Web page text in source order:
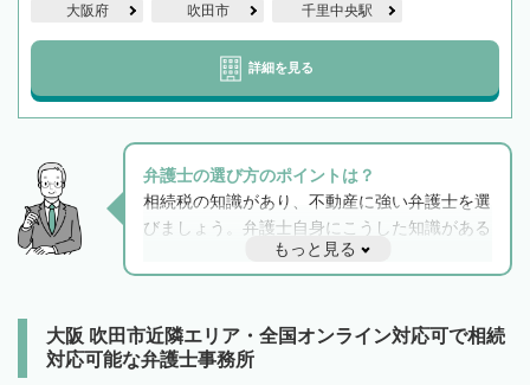
大阪府 吹田市 千里中央駅
詳細を見る
弁護士の選び方のポイントは？
相続税の知識があり、不動産に強い弁護士を選
びましょう。弁護士自身にこうした知識がある
と他士業との連携もスムーズに進み、トラブル
解決のみならず相続をトータルで任せることが
でフィーリングも重要です。実際に電話や面談
で複数の弁護士と会話をしてウマが合う方に依
もっと見る
大阪 吹田市近隣エリア・全国オンライン対応可で相続
対応可能な弁護士事務所